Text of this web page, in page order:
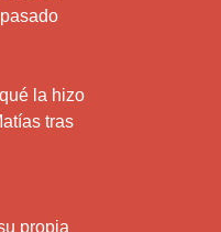
la hizo
tras
propia